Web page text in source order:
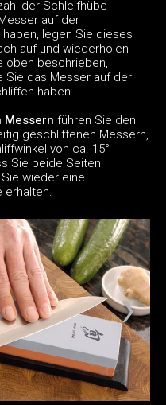
der Schleifhübe
auf der
legen Sie dieses
auf und wiederholen
oben beschrieben,
Sie das Messer auf der
haben.
führen Sie den
geschliffenen Messern,
von ca. 15°
Sie beide Seiten
wieder eine
erhalten.